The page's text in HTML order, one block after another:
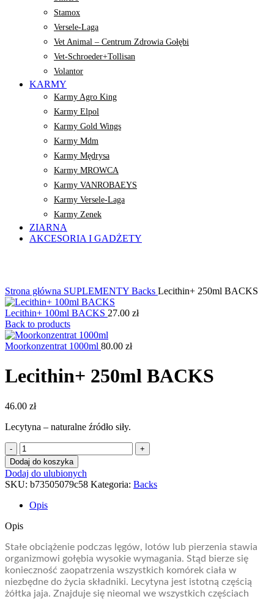
Stamox
Versele-Laga
Vet Animal – Centrum Zdrowia Gołębi
Vet-Schroeder+Tollisan
Volantor
KARMY
Karmy Agro King
Karmy Elpol
Karmy Gold Wings
Karmy Mdm
Karmy Mędrysa
Karmy MROWCA
Karmy VANROBAEYS
Karmy Versele-Laga
Karmy Zenek
ZIARNA
AKCESORIA I GADŻETY
Strona główna SUPLEMENTY Backs Lecithin+ 250ml BACKS
Lecithin+ 100ml BACKS 27.00 zł
Back to products
Moorkonzentrat 1000ml 80.00 zł
Lecithin+ 250ml BACKS
46.00 zł
Lecytyna – naturalne źródło siły.
ilość
Lecithin+
250ml
BACKS
Dodaj do koszyka
Dodaj do ulubionych
SKU: b73505079c58 Kategoria: Backs
Opis
Opis
Stałe obciążenie podczas lęgów, lotów lub pierzenia stawia
organizmowi gołębia wysokie wymagania. Stąd bierze się
konieczność zaopatrzenia wszystkich komórek ciała w
niezbędne do życia składniki. Lecytyna jest istotną częścią
żółtka jaja. Znajduje się nieomal we wszystkich częściach